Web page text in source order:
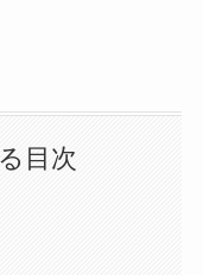
目次